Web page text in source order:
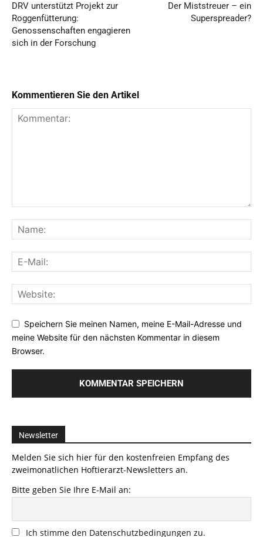
DRV unterstützt Projekt zur
Roggenfütterung:
Genossenschaften engagieren
sich in der Forschung
Der Miststreuer – ein
Superspreader?
Kommentieren Sie den Artikel
Speichern Sie meinen Namen, meine E-Mail-Adresse und
meine Website für den nächsten Kommentar in diesem
Browser.
Newsletter
Melden Sie sich hier für den kostenfreien Empfang des
zweimonatlichen Hoftierarzt-Newsletters an.
Bitte geben Sie Ihre E-Mail an:
Ich stimme den Datenschutzbedingungen zu.